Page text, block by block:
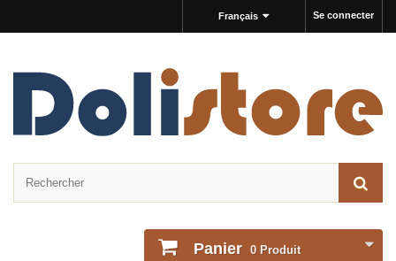
Se connecter
Français
Panier 0 Produit